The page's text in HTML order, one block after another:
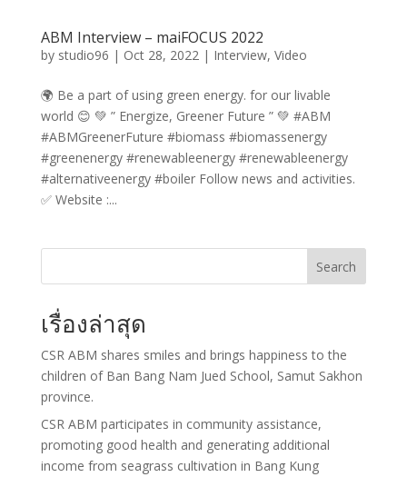
ABM Interview – maiFOCUS 2022
by studio96 | Oct 28, 2022| Interview, Video
🌍 Be a part of using green energy. for our livable
world 😊 💚 ” Energize, Greener Future ” 💚 #ABM
#ABMGreenerFuture #biomass #biomassenergy
#greenenergy #renewableenergy #renewableenergy
#alternativeenergy #boiler Follow news and activities.
✅ Website :...
Search
เรื่องล่าสุด
CSR ABM shares smiles and brings happiness to the
children of Ban Bang Nam Jued School, Samut Sakhon
province.
CSR ABM participates in community assistance,
promoting good health and generating additional
income from seagrass cultivation in Bang Kung